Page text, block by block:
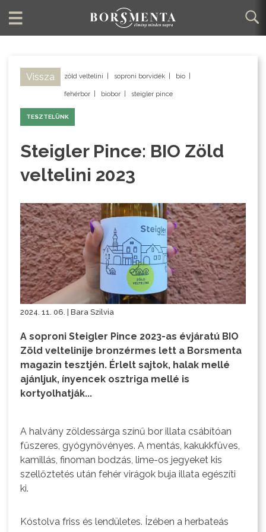
Vissza zöld veltelini soproni borvidék bio
fehérbor biobor steigler pince
TESZTELÜNK
Steigler Pince: BIO Zöld
veltelini 2023
2024. 11. 06. | Bara Szilvia
A soproni Steigler Pince 2023-as évjáratú BIO
Zöld veltelinije bronzérmes lett a Borsmenta
magazin tesztjén. Érlelt sajtok, halak mellé
ajánljuk, ínyencek osztriga mellé is
kortyolhatják...
A halvány zöldessárga színű bor illata csábítóan
fűszeres, gyógynövényes. A mentás, kakukkfüves,
kamillás, finoman bodzás, lime-os jegyeket kis
szellőztetés után fehér virágok buja illata egészíti
ki.
Kóstolva friss és lendületes. Ízében a herbateás